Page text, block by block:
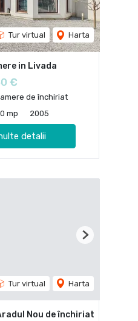
Tur virtual Harta
in Livada
€
de închiriat
mp 2005
detalii
Tur virtual Harta
Next
Nou de închiriat